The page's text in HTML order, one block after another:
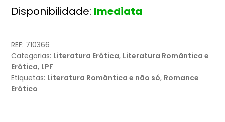
Disponibilidade: Imediata
REF: 710366
Categorias: Literatura Erótica, Literatura Romântica e
Erótica, LPF
Etiquetas: Literatura Romântica e não só, Romance
Erótico